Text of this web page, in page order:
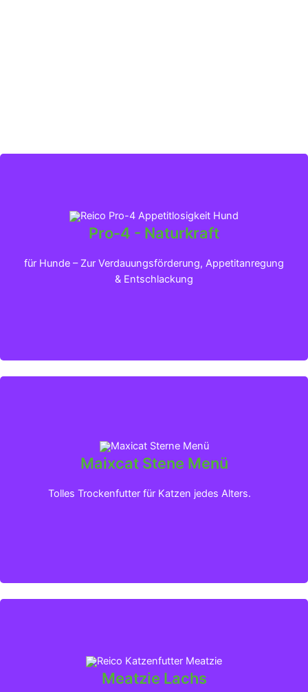
Pro-4 - Naturkraft
für Hunde – Zur Verdauungsförderung, Appetitanregung
& Entschlackung
Klicken für mehr Infos
Maixcat Stene Menü
Tolles Trockenfutter für Katzen jedes Alters.
Meatzie Lachs